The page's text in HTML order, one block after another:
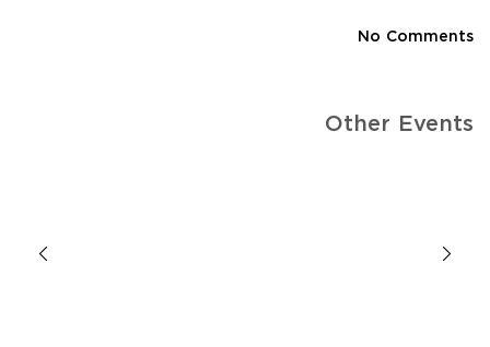
No Comments
Other Events